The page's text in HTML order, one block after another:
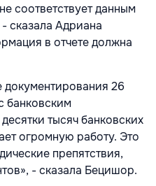
соответствует данным
сказала Адриана
в отчете должна
26
банковским
тысяч банковских
огромную работу. Это
препятствия,
- сказала Бецишор.